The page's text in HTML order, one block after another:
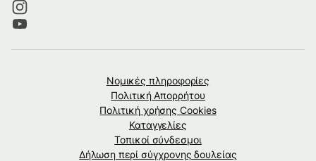
Νομικές πληροφορίες
Πολιτική Απορρήτου
Πολιτική χρήσης Cookies
Καταγγελίες
Τοπικοί σύνδεσμοι
Δήλωση περί σύγχρονης δουλείας